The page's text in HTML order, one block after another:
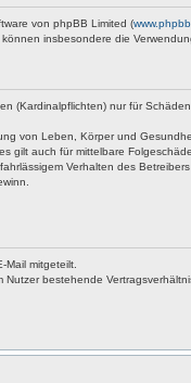
von phpBB Limited (
insbesondere die
nur für
von Leben, Körper und
gilt auch für mittelbare
Verhalten des
mitgeteilt.
bestehende